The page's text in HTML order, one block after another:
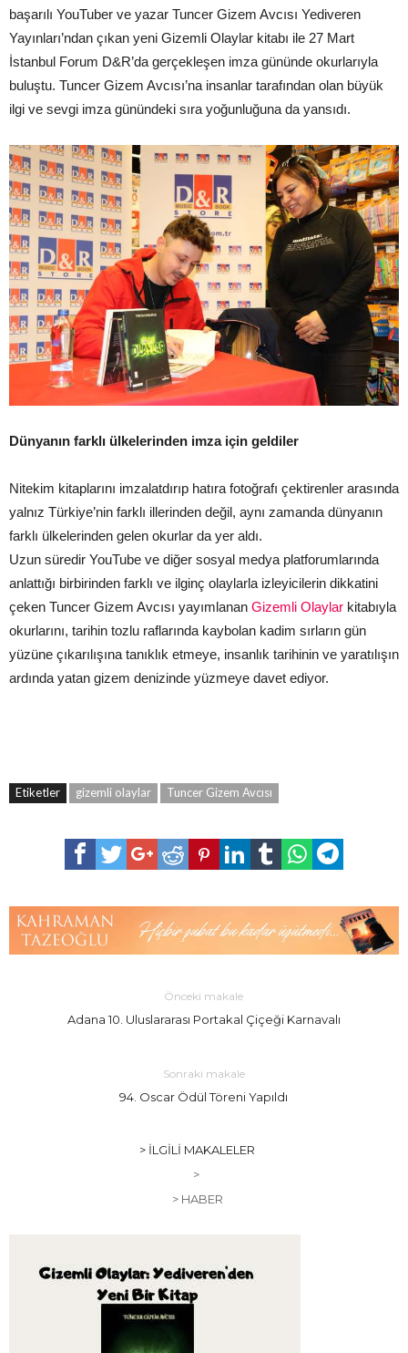
başarılı YouTuber ve yazar Tuncer Gizem Avcısı Yediveren
Yayınları’ndan çıkan yeni Gizemli Olaylar kitabı ile 27 Mart
İstanbul Forum D&R’da gerçekleşen imza gününde okurlarıyla
buluştu. Tuncer Gizem Avcısı’na insanlar tarafından olan büyük
ilgi ve sevgi imza günündeki sıra yoğunluğuna da yansıdı.
Dünyanın farklı ülkelerinden imza için geldiler
Nitekim kitaplarını imzalatdırıp hatıra fotoğrafı çektirenler arasında
yalnız Türkiye’nin farklı illerinden değil, aynı zamanda dünyanın
farklı ülkelerinden gelen okurlar da yer aldı.
Uzun süredir YouTube ve diğer sosyal medya platforumlarında
anlattığı birbirinden farklı ve ilginç olaylarla izleyicilerin dikkatini
çeken Tuncer Gizem Avcısı yayımlanan Gizemli Olaylar kitabıyla
okurlarını, tarihin tozlu raflarında kaybolan kadim sırların gün
yüzüne çıkarılışına tanıklık etmeye, insanlık tarihinin ve yaratılışın
ardında yatan gizem denizinde yüzmeye davet ediyor.
Etiketler gizemli olaylar Tuncer Gizem Avcısı
Önceki makale
Adana 10. Uluslararası Portakal Çiçeği Karnavalı
Sonraki makale
94. Oscar Ödül Töreni Yapıldı
> İLGILI MAKALELER
>
> HABER